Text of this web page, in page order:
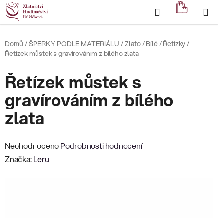
Přejít
na
obsah
Hledat
KOŠÍK
Domů /ŠPERKY PODLE MATERIÁLU /Zlato/ Bílé/ Řetízky/
Řetízek můstek s gravírováním z bílého zlata
Řetízek můstek s
gravírováním z bílého
zlata
Průměrné
hodnocení
NeohodnocenoPodrobnosti hodnocení
Značka:Leru